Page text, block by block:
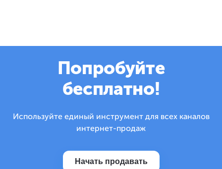
Попробуйте
бесплатно!
Используйте единый инструмент для всех каналов
интернет-продаж
Начать продавать